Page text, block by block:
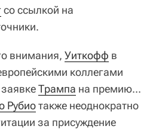
со ссылкой на
внимания, Уиткофф в
коллегами
Трампа на премию...
Рубиотакже неоднократно
за присуждение